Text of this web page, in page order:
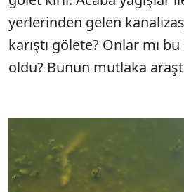
yerlerinden gelen
karıştı gölete? Onlar mı
oldu? Bunun mutlaka